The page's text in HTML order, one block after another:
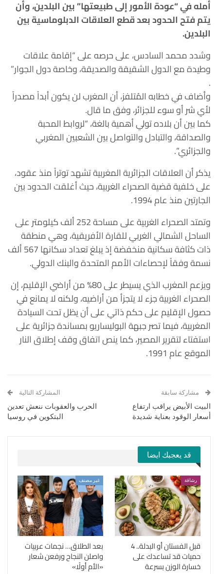
أمله في “عودة الأمور إلى طبيعتها” بين البلدين، وأن
يتم فتح الحدود بعد قطع العلاقات الدبلوماسية بين
البلدين.
وشدد محمد السادس، على حرصه على “إقامة علاقات
وطيدة مع الدول الشقيقة والصديقة، وخاصة دول الجوار”
.
وأضاف في خطابه المُتلفز، أن المغرب لن يكون أبداً مصدراً
لأي شر أو سوء للجزائر، وفق ما قال.
كما بين أن بلاده تولي أهمية بالغة، “لروابط المحبة
والصداقة، والتبادل والتواصل بين الشعبين المغربي
والجزائري”.
يذكر أن العلاقات الجزائرية المغربية تشهد توتراً منذ عقود،
على خلفية قضية الصحراء الغربية، حيث أغلقت الحدود بين
الجارتين منذ عام 1994.
وتمتد الصحراء الغربية على مساحة 252 ألف كيلومتر على
الساحل الشمالي الغربي للقارة الأفريقية، وهي منطقة
ذات كثافة سكانية منخفضة إذ يبلغ تعداد سكانها 567 ألف
نسمة وفقاً لإحصاءات الأمم المتحدة والبنك الدولي.
ويزعم المغرب الذي يسيطر على 80% من أراضي الإقليم، إن
الصحراء الغربية جزء لا يتجزأ من أراضيه، ولكنه لا يمانع في
حصول الإقليم على حكم ذاتي على أن يظل تحت السيادة
المغربية، فيما تصر جبهة البوليساريو بمساندة جزائرية على
استفتاء لتقرير المصير، كما ينص اتفاق وقف إطلاق النار
الموقع عام 1991.
مشاركة سابقة
البيت الأبيض يراقب ارتفاع
أسعار الوقود بعناية شديدة
المشاركة التالية
الحرب والعقوبات ننعش تعدين
البتكوين في روسيا
قد يعجبك ايضا
رشاقة
قبل الفستان أو البدلة.. 4
حميات قد تساعدك على
خسارة الوزن بسرعة
غير مصنف
بعد الطلاق… نجمات عربيات
واصلن النجاح ورفعن شعار
«الأم أولًا»